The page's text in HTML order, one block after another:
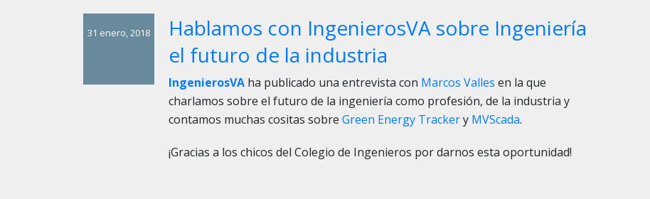
31 enero, 2018
Hablamos con IngenierosVA sobre Ingeniería
el futuro de la industria
IngenierosVA ha publicado una entrevista con Marcos Valles en la que
charlamos sobre el futuro de la ingeniería como profesión, de la industria y
contamos muchas cositas sobre Green Energy Trackery MVScada.
¡Gracias a los chicos del Colegio de Ingenieros por darnos esta oportunidad!